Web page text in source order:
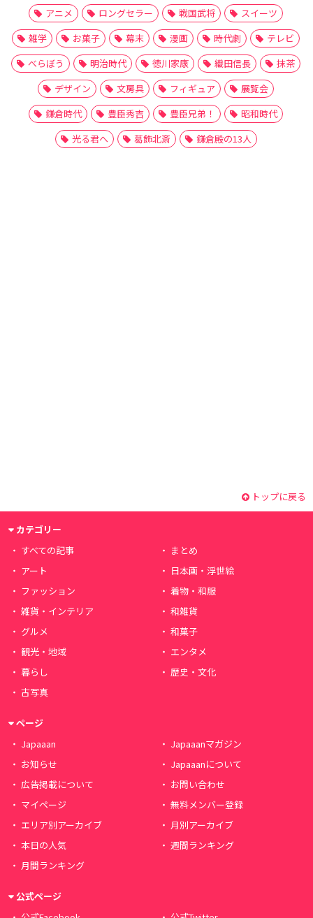
アニメ
ロングセラー 戦国武将
スイーツ
雑学
お菓子 幕末 漫画 時代劇
テレビ
べらぼう
明治時代 徳川家康 織田信長
抹茶
デザイン
文房具 フィギュア
展覧会
鎌倉時代
豊臣秀吉 豊臣兄弟！
昭和時代
光る君へ
葛飾北斎 鎌倉殿の13人
トップに戻る
カテゴリー
すべての記事
まとめ
アート
日本画・浮世絵
ファッション
着物・和服
雑貨・インテリア
和雑貨
グルメ
和菓子
観光・地域
エンタメ
暮らし
歴史・文化
古写真
ページ
Japaaan
Japaaanマガジン
お知らせ
Japaaanについて
広告掲載について
お問い合わせ
マイページ
無料メンバー登録
エリア別アーカイブ
月別アーカイブ
本日の人気
週間ランキング
月間ランキング
公式ページ